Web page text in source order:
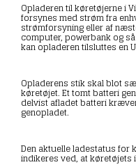
Opladeren til køretøjerne i
forsynes med strøm fra
strømforsyning eller af
computer, powerbank og
kan opladeren tilsluttes en
Opladerens stik skal blot
køretøjet. Et tomt batteri
delvist afladet batteri
genopladet.
Den aktuelle ladestatus
indikeres ved, at køretøjets